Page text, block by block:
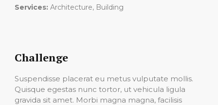
Services: Architecture, Building
Challenge
Suspendisse placerat eu metus vulputate mollis.
Quisque egestas nunc tortor, ut vehicula ligula
gravida sit amet. Morbi magna magna, facilisis